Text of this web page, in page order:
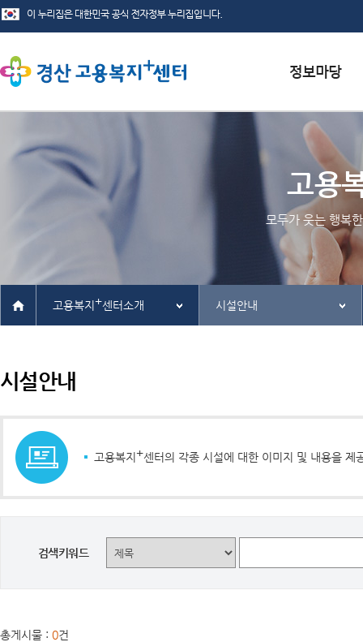
서식자료실
채용정보
인재정보
관련사이트
고용
모두가 웃는 행복
고용복지 +센터소개 시설안내
시설안내
고용복지 +센터의 각종 시설에 대한 이미지 및 내용을 제
검색키워드
총게시물 : 0건